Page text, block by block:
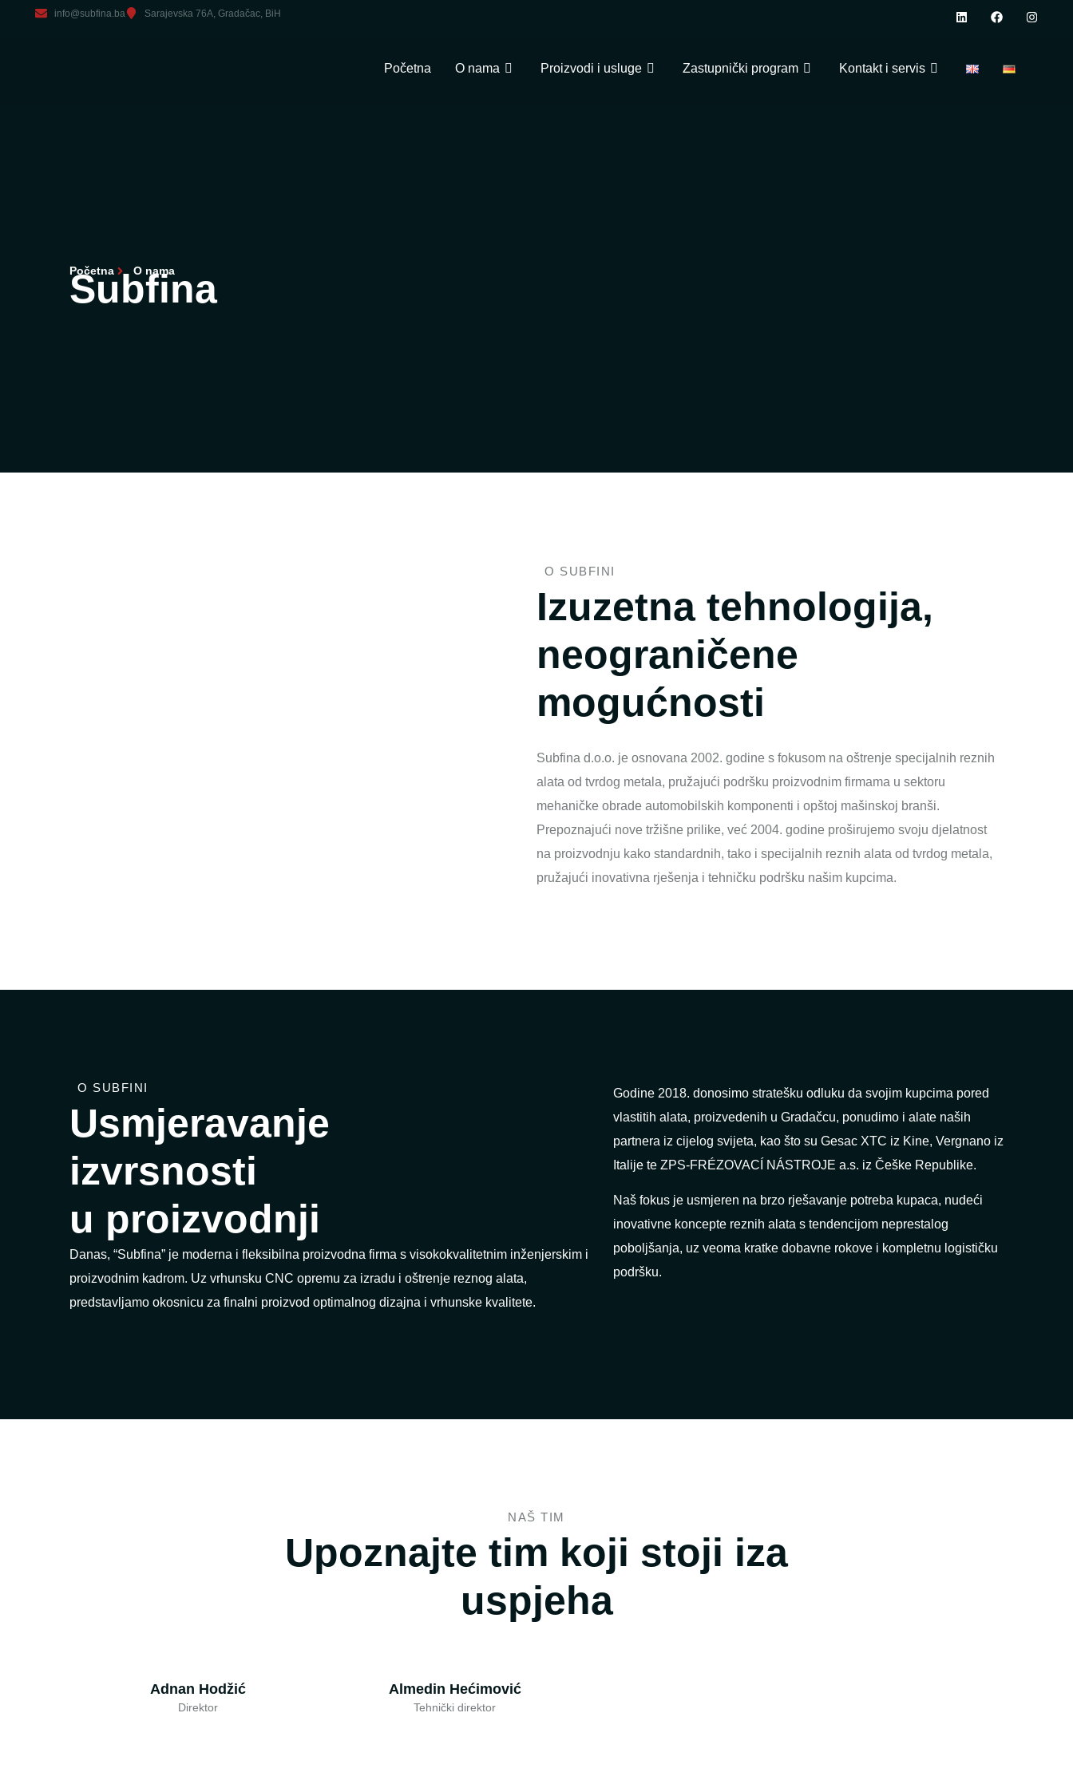
info@subfina.ba Sarajevska 76A, Gradačac, BiH
Početna O nama Proizvodi i usluge Zastupnički program Kontakt i servis
Početna O nama
Subfina
O SUBFINI
Izuzetna tehnologija,
neograničene
mogućnosti
Subfina d.o.o. je osnovana 2002. godine s fokusom na oštrenje specijalnih reznih
alata od tvrdog metala, pružajući podršku proizvodnim firmama u sektoru
mehaničke obrade automobilskih komponenti i opštoj mašinskoj branši.
Prepoznajući nove tržišne prilike, već 2004. godine proširujemo svoju djelatnost
na proizvodnju kako standardnih, tako i specijalnih reznih alata od tvrdog metala,
pružajući inovativna rješenja i tehničku podršku našim kupcima.
O SUBFINI
Usmjeravanje
izvrsnosti
u proizvodnji
Danas, “Subfina” je moderna i fleksibilna proizvodna firma s visokokvalitetnim inženjerskim i
proizvodnim kadrom. Uz vrhunsku CNC opremu za izradu i oštrenje reznog alata,
predstavljamo okosnicu za finalni proizvod optimalnog dizajna i vrhunske kvalitete.
Godine 2018. donosimo stratešku odluku da svojim kupcima pored
vlastitih alata, proizvedenih u Gradačcu, ponudimo i alate naših
partnera iz cijelog svijeta, kao što su Gesac XTC iz Kine, Vergnano iz
Italije te ZPS-FRÉZOVACÍ NÁSTROJE a.s. iz Češke Republike.
Naš fokus je usmjeren na brzo rješavanje potreba kupaca, nudeći
inovativne koncepte reznih alata s tendencijom neprestalog
poboljšanja, uz veoma kratke dobavne rokove i kompletnu logističku
podršku.
NAŠ TIM
Upoznajte tim koji stoji iza
uspjeha
Adnan Hodžić
Direktor
Almedin Hećimović
Tehnički direktor